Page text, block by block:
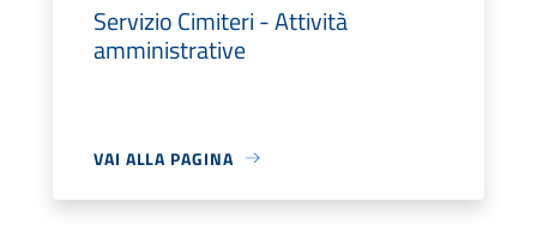
Servizio Cimiteri - Attività
amministrative
VAI ALLA PAGINA